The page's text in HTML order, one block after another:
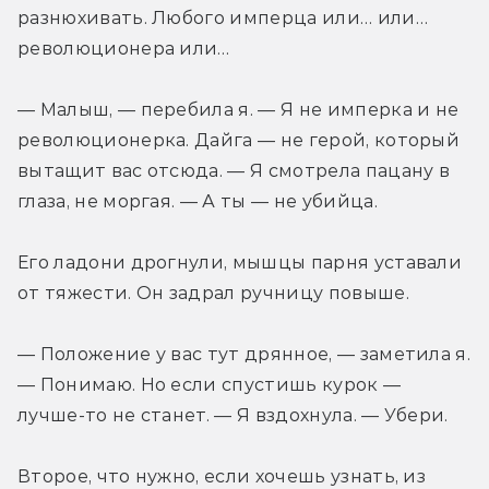
разнюхивать. Любого имперца или… или…
революционера или…
— Малыш, — перебила я. — Я не имперка и не
революционерка. Дайга — не герой, который
вытащит вас отсюда. — Я смотрела пацану в
глаза, не моргая. — А ты — не убийца.
Его ладони дрогнули, мышцы парня уставали
от тяжести. Он задрал ручницу повыше.
— Положение у вас тут дрянное, — заметила я.
— Понимаю. Но если спустишь курок —
лучше-то не станет. — Я вздохнула. — Убери.
Второе, что нужно, если хочешь узнать, из